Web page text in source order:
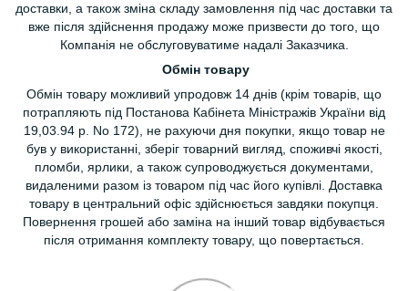
доставки, а також зміна складу замовлення під час доставки та
вже після здійснення продажу може призвести до того, що
Компанія не обслуговуватиме надалі Заказчика.
Обмін товару
Обмін товару можливий упродовж 14 днів (крім товарів, що
потрапляють під Постанова Кабінета Міністражів України від
19,03.94 р. No 172), не рахуючи дня покупки, якщо товар не
був у використанні, зберіг товарний вигляд, споживчі якості,
пломби, ярлики, а також супроводжується документами,
видаленими разом із товаром під час його купівлі. Доставка
товару в центральний офіс здійснюється завдяки покупця.
Повернення грошей або заміна на інший товар відбувається
після отримання комплекту товару, що повертається.